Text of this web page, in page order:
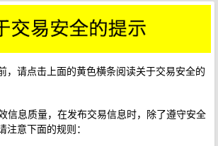
，请点击上面的黄色横条阅读关于交易安全的
信息质量，在发布交易信息时，除了遵守安全
意下面的规则：